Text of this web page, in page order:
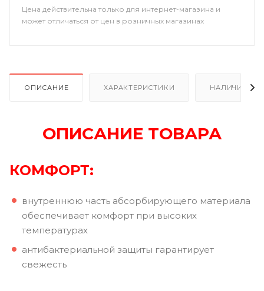
Цена действительна только для интернет-магазина и
может отличаться от цен в розничных магазинах
ОПИСАНИЕ ХАРАКТЕРИСТИКИ НАЛИЧИЕ В
ОПИСАНИЕ ТОВАРА
КОМФОРТ:
внутреннюю часть абсорбирующего материала
обеспечивает комфорт при высоких
температурах
антибактериальной защиты гарантирует
свежесть